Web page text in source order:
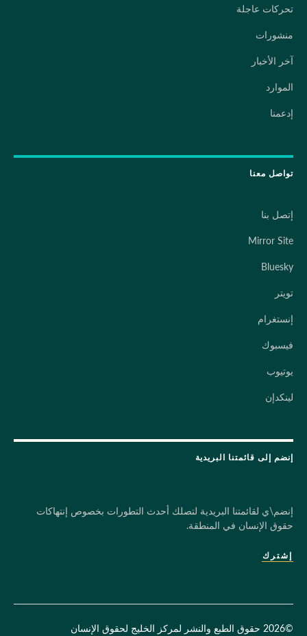
تحركات عاجلة
منشورات
آخر الأخبار
الموارد
إدعمنا
تواصل معنا
إتصل بنا
Mirror Site
Bluesky
تويتر
إنستغرام
فيسبوك
يوتيوب
لينكدإن
إنضم إلى قائمتنا البريدية
إنضم\ي لقائمتنا البريدية لتصلك أحدث التطورات بخصوص إنتهاكات
حقوق الإنسان في المنطقة.
إشترك
©2026 حقوق الطبع والنشر لمركز الخليج لحقوق الإنسان